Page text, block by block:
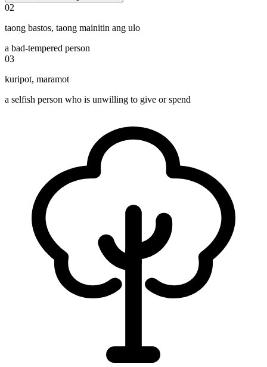
02
taong bastos, taong mainitin ang ulo
a bad-tempered person
03
kuripot, maramot
a selfish person who is unwilling to give or spend